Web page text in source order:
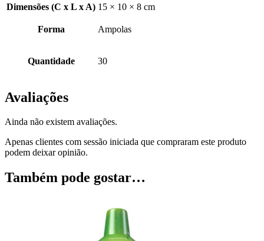
Dimensões (C x L x A) 15 × 10 × 8 cm
Forma Ampolas
Quantidade 30
Avaliações
Ainda não existem avaliações.
Apenas clientes com sessão iniciada que compraram este produto
podem deixar opinião.
Também pode gostar…